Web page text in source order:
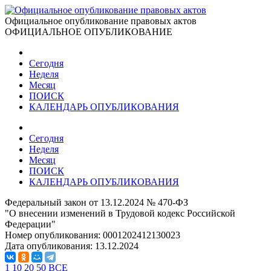
Официальное опубликование правовых актов
ОФИЦИАЛЬНОЕ ОПУБЛИКОВАНИЕ
Сегодня
Неделя
Месяц
ПОИСК
КАЛЕНДАРЬ ОПУБЛИКОВАНИЯ
Сегодня
Неделя
Месяц
ПОИСК
КАЛЕНДАРЬ ОПУБЛИКОВАНИЯ
Федеральный закон от 13.12.2024 № 470-ФЗ
"О внесении изменений в Трудовой кодекс Российской
Федерации"
Номер опубликования: 0001202412130023
Дата опубликования: 13.12.2024
1 10 20 50 ВСЕ